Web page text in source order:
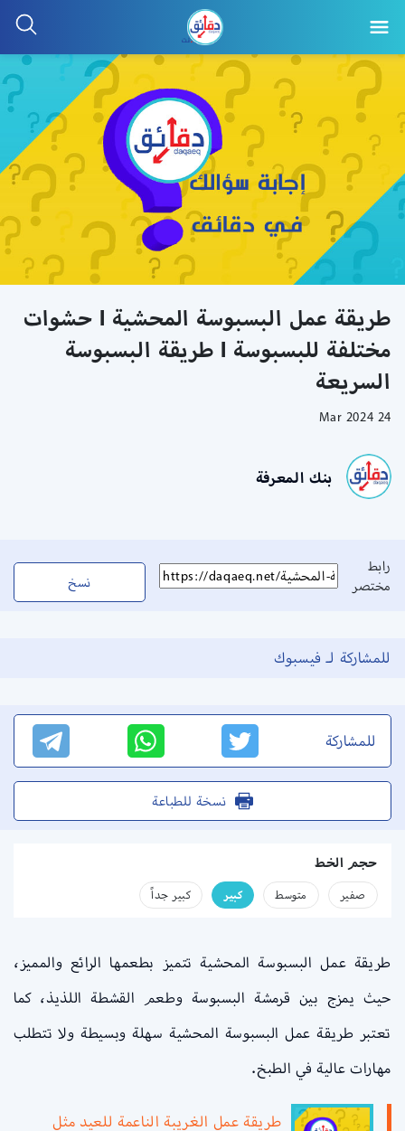
طريقة عمل البسبوسة المحشية l حشوات
مختلفة للبسبوسة l طريقة البسبوسة
السريعة
24 Mar 2024
بنك المعرفة
رابط
مختصر
نسخ
للمشاركة لـ فيسبوك
للمشاركة
نسخة للطباعة
حجم الخط
صفير متوسط كبير كبير جداً
طريقة عمل البسبوسة المحشية تتميز بطعمها الرائع والمميز،
حيث يمزج بين قرمشة البسبوسة وطعم القشطة اللذيذ، كما
تعتبر طريقة عمل البسبوسة المحشية سهلة وبسيطة ولا تتطلب
مهارات عالية في الطبخ.
طريقة عمل الغريبة الناعمة للعيد مثل